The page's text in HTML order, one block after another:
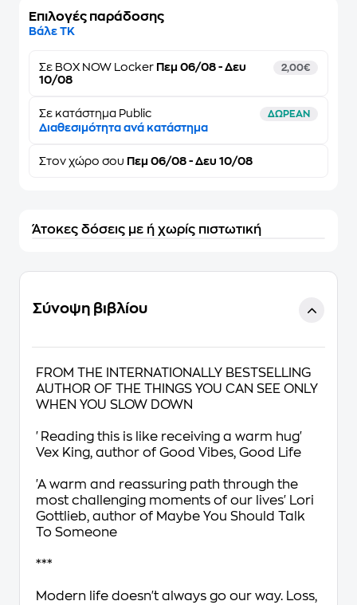
Επιλογές παράδοσης
Βάλε ΤΚ
Σε BOX NOW Locker Πεμ 06/08 - Δευ
10/08
2,00€
Σε κατάστημα Public ΔΩΡΕΑΝ
Διαθεσιμότητα ανά κατάστημα
Στον χώρο σου Πεμ 06/08 - Δευ 10/08
Άτοκες δόσεις με ή χωρίς πιστωτική
Σύνοψη βιβλίου
FROM THE INTERNATIONALLY BESTSELLING
AUTHOR OF THE THINGS YOU CAN SEE ONLY
WHEN YOU SLOW DOWN
'Reading this is like receiving a warm hug'
Vex King, author of Good Vibes, Good Life
'A warm and reassuring path through the
most challenging moments of our lives' Lori
Gottlieb, author of Maybe You Should Talk
To Someone
***
Modern life doesn't always go our way. Loss,